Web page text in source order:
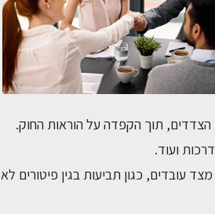
הצדדים, תוך הקפדה על הוראות החוק.
ועוד.
עובדים, כגון תביעות בגין פיטורים לא